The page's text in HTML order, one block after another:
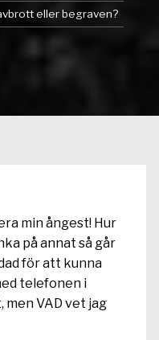
eller begraven?
min ångest! Hur
på annat så går
för att kunna
telefonen i
men VAD vet jag